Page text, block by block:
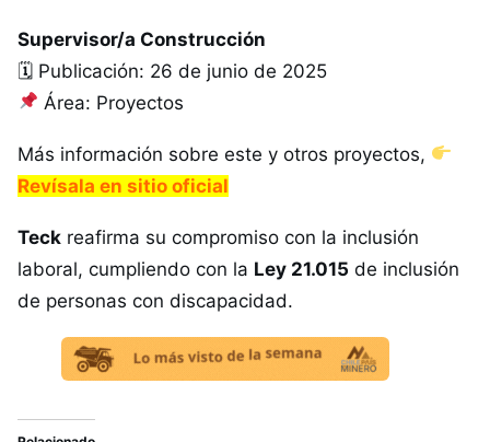
Supervisor/a Construcción
🗓 Publicación: 26 de junio de 2025
Área: Proyectos
Más información sobre este y otros proyectos,
Revísala en sitio oficial
Teck reafirma su compromiso con la inclusión
laboral, cumpliendo con la Ley 21.015 de inclusión
de personas con discapacidad.